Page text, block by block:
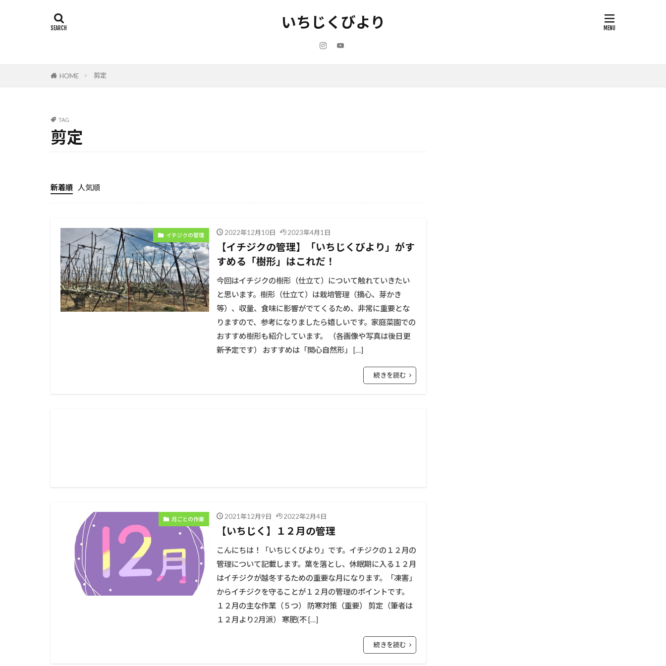
いちじくびより
HOME 剪定
TAG
剪定
新着順 人気順
イチジクの管理 2022年12月10日 2023年4月1日
【イチジクの管理】「いちじくびより」がす
すめる「樹形」はこれだ！
今回はイチジクの樹形（仕立て）について触れていきたい
と思います。樹形（仕立て）は栽培管理（摘心、芽かき
等）、収量、食味に影響がでてくるため、非常に重要とな
りますので、参考になりましたら嬉しいです。家庭菜園での
おすすめ樹形も紹介しています。 （各画像や写真は後日更
新予定です） おすすめは「開心自然形」 […]
続きを読む
月ごとの作業 2021年12月9日 2022年2月4日
【いちじく】１２月の管理
こんにちは！「いちじくびより」です。イチジクの１２月の
管理について記載します。葉を落とし、休眠期に入る１２月
はイチジクが越冬するための重要な月になります。「凍害」
からイチジクを守ることが１２月の管理のポイントです。
１２月の主な作業（５つ） 防寒対策（重要） 剪定（筆者は
１２月より2月派） 寒肥(不 […]
続きを読む